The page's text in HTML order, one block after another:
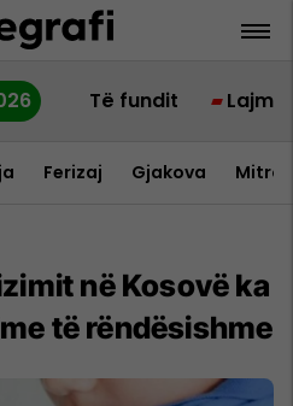
Të fundit Lajme
Ferizaj Gjakova
në Kosovë ka
të rëndësishme